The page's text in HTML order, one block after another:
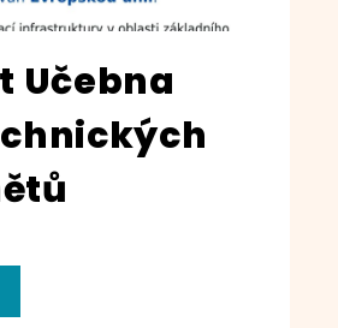
Učebna